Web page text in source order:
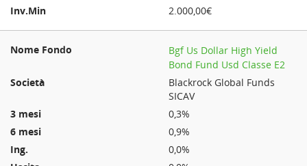
2.000,00€
Bgf Us Dollar High Yield
Bond Fund Usd Classe E2
Blackrock Global Funds
SICAV
0,3%
0,9%
0,0%